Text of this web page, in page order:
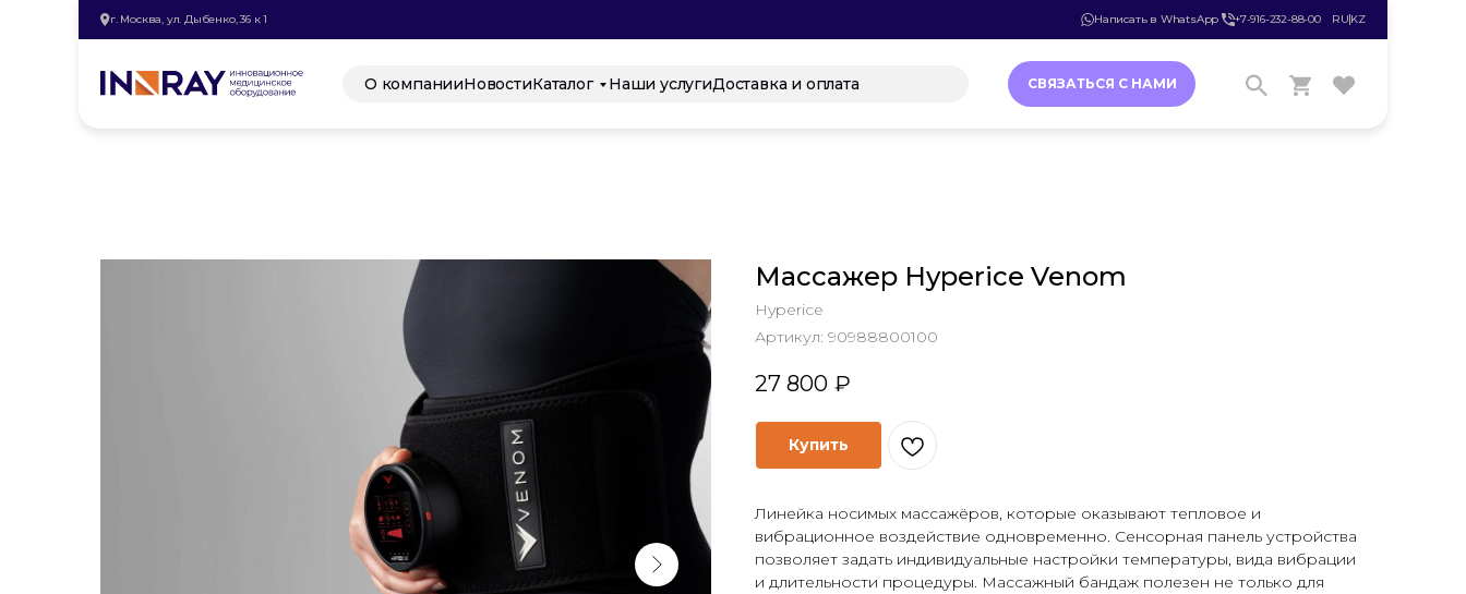
О компанииНовостиКаталог Наши услугиДоставка и оплата СВЯЗАТЬСЯ С НАМИ
г. Москва, ул. Дыбенко, 36 к 1 Написать в WhatsApp +7-916-232-88-00 RU KZ
Массажер Hyperice Venom
Hyperice
Артикул: 90988800100
27 800 ₽
Купить
Линейка носимых массажёров, которые оказывают тепловое и
вибрационное воздействие одновременно. Сенсорная панель устройства
позволяет задать индивидуальные настройки температуры, вида вибрации
и длительности процедуры. Массажный бандаж полезен не только для